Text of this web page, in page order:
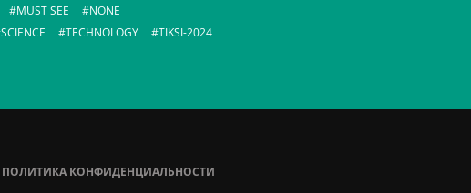
MUST SEE
NONE
SCIENCE TECHNOLOGY
TIKSI-2024
ПОЛИТИКА КОНФИДЕНЦИАЛЬНОСТИ